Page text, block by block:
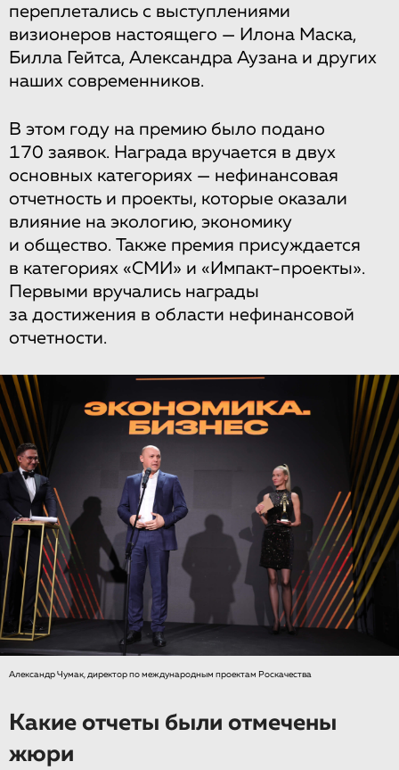
переплетались с выступлениями
визионеров настоящего — Илона Маска,
Билла Гейтса, Александра Аузана и других
наших современников.
В этом году на премию было подано
170 заявок. Награда вручается в двух
основных категориях — нефинансовая
отчетность и проекты, которые оказали
влияние на экологию, экономику
и общество. Также премия присуждается
в категориях «СМИ» и «Импакт-проекты».
Первыми вручались награды
за достижения в области нефинансовой
отчетности.
Александр Чумак, директор по международным проектам Роскачества
Какие отчеты были отмечены
жюри